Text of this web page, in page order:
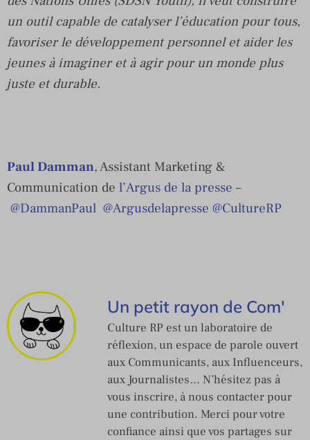
un outil capable de catalyser l’éducation pour tous,
favoriser le développement personnel et aider les
jeunes à imaginer et à agir pour un monde plus
juste et durable.
Paul Damman, Assistant Marketing &
Communication de l’Argus de la presse –
@DammanPaul @Argusdelapresse @CultureRP
Un petit rayon de Com'
Culture RP est un laboratoire de
réflexion, un espace de parole ouvert
aux Communicants, aux Influenceurs,
aux Journalistes… N’hésitez pas à
vous inscrire, à nous contacter pour
une contribution. Merci pour votre
confiance ainsi que vos partages sur